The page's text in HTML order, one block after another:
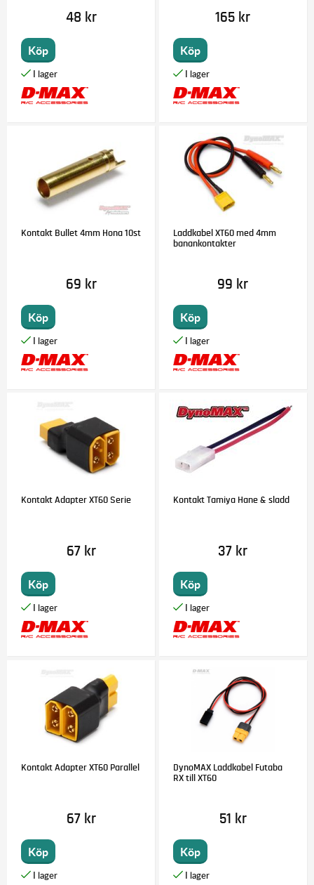
48 kr
Köp
165 kr
Köp
Kontakt Bullet 4mm Hona 10st
69 kr
Köp
Laddkabel XT60 med 4mm
banankontakter
99 kr
Köp
Kontakt Adapter XT60 Serie
67 kr
Köp
Kontakt Tamiya Hane & sladd
37 kr
Köp
Kontakt Adapter XT60 Parallel
67 kr
Köp
DynoMAX Laddkabel Futaba
RX till XT60
51 kr
Köp